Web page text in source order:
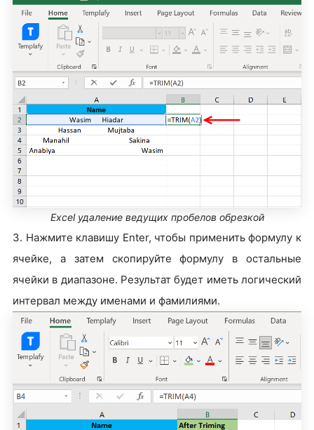
Excel удаление ведущих пробелов обрезкой
3. Нажмите клавишу Enter, чтобы применить формулу к
ячейке, а затем скопируйте формулу в остальные
ячейки в диапазоне. Результат будет иметь логический
интервал между именами и фамилиями.